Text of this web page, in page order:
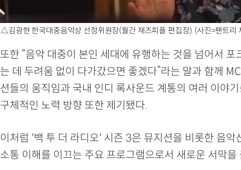
△김광현 한국대중음악상 선정위원장(월간 재즈피플 편집장). (사진=팬트리
또한 “음악 대중이 본인 세대에 유행하는 것을 넘어서
는 데 두려움 없이 다가갔으면 좋겠다”라는 말과 함께
션들의 움직임과 국내 인디 록사운드 계통의 여러 이야
구체적인 노력 방향 또한 제기됐다.
이처럼 '백 투 더 라디오' 시즌 3은 뮤지션을 비롯한 음악
소통 이해를 이끄는 주요 프로그램으로서 새로운 서막을